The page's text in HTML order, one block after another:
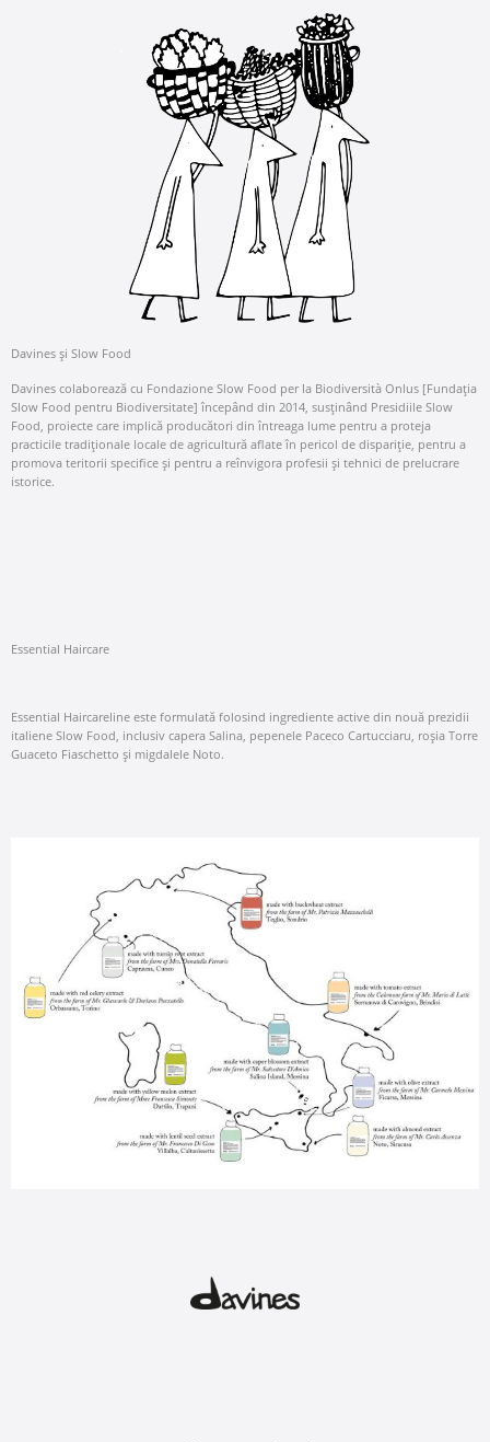
Davines și Slow Food
Davines colaborează cu Fondazione Slow Food per la Biodiversità Onlus [Fundația
Slow Food pentru Biodiversitate] începând din 2014, susținând Presidiile Slow
Food, proiecte care implică producători din întreaga lume pentru a proteja
practicile tradiționale locale de agricultură aflate în pericol de dispariție, pentru a
promova teritorii specifice și pentru a reînvigora profesii și tehnici de prelucrare
istorice.
Essential Haircare
Essential Haircareline este formulată folosind ingrediente active din nouă prezidii
italiene Slow Food, inclusiv capera Salina, pepenele Paceco Cartucciaru, roșia Torre
Guaceto Fiaschetto și migdalele Noto.